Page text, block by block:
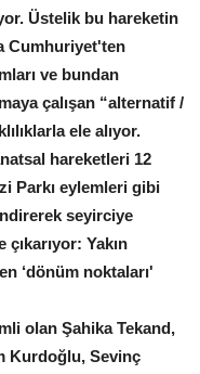
Üstelik bu hareketin
Cumhuriyet'ten
ve bundan
çalışan “alternatif /
ele alıyor.
hareketleri 12
Parkı eylemleri gibi
seyirciye
Yakın
‘dönüm noktaları'
olan Şahika Tekand,
Kurdoğlu, Sevinç